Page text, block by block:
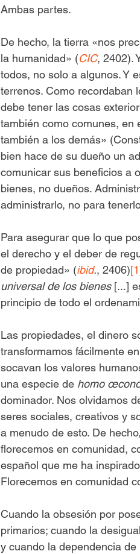
Ambas partes.
De hecho, la tierra «nos
la humanidad» (CIC, 2402).
todos, no solo a algunos. Y
terrenos. Como recordaban
debe tener las cosas
también como comunes, en
también a los demás»
bien hace de su dueño un
comunicar sus beneficios a
bienes, no dueños.
administrarlo, no para
Para asegurar que lo que
el derecho y el deber de
de propiedad» (ibid., 2406)
universal de los bienes [...]
principio de todo el
Las propiedades, el dinero
transformamos fácilmente
socavan los valores
una especie de homo
dominador. Nos olvidamos
seres sociales, creativos y
a menudo de esto. De
florecemos en comunidad,
español que me ha
Florecemos en comunidad
Cuando la obsesión por
primarios; cuando la
y cuando la dependencia